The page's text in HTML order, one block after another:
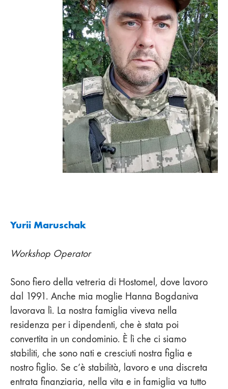
Yurii Maruschak
Workshop Operator
Sono fiero della vetreria di Hostomel, dove lavoro
dal 1991. Anche mia moglie Hanna Bogdaniva
lavorava lì. La nostra famiglia viveva nella
residenza per i dipendenti, che è stata poi
convertita in un condominio. È lì che ci siamo
stabiliti, che sono nati e cresciuti nostra figlia e
nostro figlio. Se c’è stabilità, lavoro e una discreta
entrata finanziaria, nella vita e in famiglia va tutto